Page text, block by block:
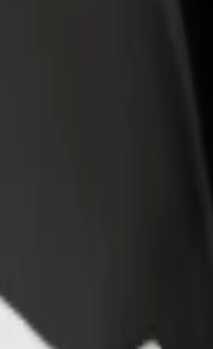
Gallery? Разгледайте нашите услуги и